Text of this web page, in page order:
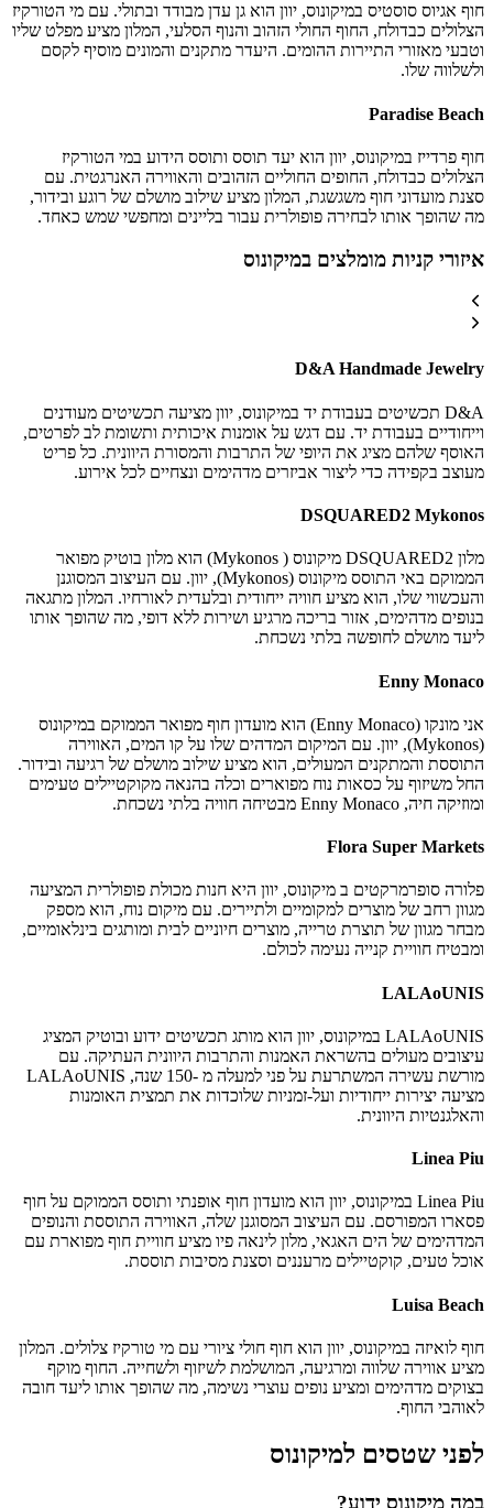
חוף אגיוס סוסטיס במיקונוס, יוון הוא גן עדן מבודד ובתולי. עם מי הטורקיז
הצלולים כבדולח, החוף החולי הזהוב והנוף הסלעי, המלון מציע מפלט שליו
וטבעי מאזורי התיירות ההומים. היעדר מתקנים והמונים מוסיף לקסם
ולשלווה שלו.
Paradise Beach
חוף פרדייז במיקונוס, יוון הוא יעד תוסס ותוסס הידוע במי הטורקיז
הצלולים כבדולח, החופים החוליים הזהובים והאווירה האנרגטית. עם
סצנת מועדוני חוף משגשגת, המלון מציע שילוב מושלם של רוגע ובידור,
מה שהופך אותו לבחירה פופולרית עבור בליינים ומחפשי שמש כאחד.
איזורי קניות מומלצים במיקונוס
D&A Handmade Jewelry
D&A תכשיטים בעבודת יד במיקונוס, יוון מציעה תכשיטים מעודנים
וייחודיים בעבודת יד. עם דגש על אומנות איכותית ותשומת לב לפרטים,
האוסף שלהם מציג את היופי של התרבות והמסורת היוונית. כל פריט
מעוצב בקפידה כדי ליצור אביזרים מדהימים ונצחיים לכל אירוע.
DSQUARED2 Mykonos
מלון DSQUARED2 מיקונוס ( Mykonos) הוא מלון בוטיק מפואר
הממוקם באי התוסס מיקונוס (Mykonos), יוון. עם העיצוב המסוגנן
והעכשווי שלו, הוא מציע חוויה ייחודית ובלעדית לאורחיו. המלון מתגאה
בנופים מדהימים, אזור בריכה מרגיע ושירות ללא דופי, מה שהופך אותו
ליעד מושלם לחופשה בלתי נשכחת.
Enny Monaco
אני מונקו (Enny Monaco) הוא מועדון חוף מפואר הממוקם במיקונוס
(Mykonos), יוון. עם המיקום המדהים שלו על קו המים, האווירה
התוססת והמתקנים המעולים, הוא מציע שילוב מושלם של רגיעה ובידור.
החל משיזוף על כסאות נוח מפוארים וכלה בהנאה מקוקטיילים טעימים
ומוזיקה חיה, Enny Monaco מבטיחה חוויה בלתי נשכחת.
Flora Super Markets
פלורה סופרמרקטים ב מיקונוס, יוון היא חנות מכולת פופולרית המציעה
מגוון רחב של מוצרים למקומיים ולתיירים. עם מיקום נוח, הוא מספק
מבחר מגוון של תוצרת טרייה, מוצרים חיוניים לבית ומותגים בינלאומיים,
ומבטיח חוויית קנייה נעימה לכולם.
LALAoUNIS
LALAoUNIS במיקונוס, יוון הוא מותג תכשיטים ידוע ובוטיק המציג
עיצובים מעולים בהשראת האמנות והתרבות היוונית העתיקה. עם
מורשת עשירה המשתרעת על פני למעלה מ -150 שנה, LALAoUNIS
מציעה יצירות ייחודיות ועל-זמניות שלוכדות את תמצית האומנות
והאלגנטיות היוונית.
Linea Piu
Linea Piu במיקונוס, יוון הוא מועדון חוף אופנתי ותוסס הממוקם על חוף
פסארו המפורסם. עם העיצוב המסוגנן שלה, האווירה התוססת והנופים
המדהימים של הים האגאי, מלון לינאה פיו מציע חוויית חוף מפוארת עם
אוכל טעים, קוקטיילים מרעננים וסצנת מסיבות תוססת.
Luisa Beach
חוף לואיזה במיקונוס, יוון הוא חוף חולי ציורי עם מי טורקיז צלולים. המלון
מציע אווירה שלווה ומרגיעה, המושלמת לשיזוף ולשחייה. החוף מוקף
בצוקים מדהימים ומציע נופים עוצרי נשימה, מה שהופך אותו ליעד חובה
לאוהבי החוף.
לפני שטסים למיקונוס
במה מיקונוס ידוע?